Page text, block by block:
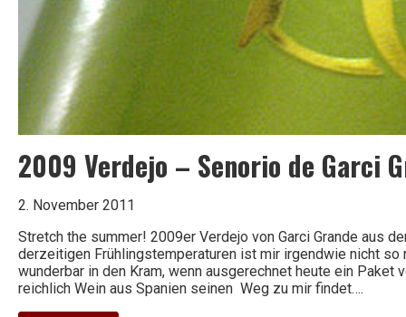
2009 Verdejo – Senorio de Garci
2. November 2011
Stretch the summer! 2009er Verdejo von Garci Grande aus
derzeitigen Frühlingstemperaturen ist mir irgendwie nicht so
wunderbar in den Kram, wenn ausgerechnet heute ein Paket
reichlich Wein aus Spanien seinen Weg zu mir findet….